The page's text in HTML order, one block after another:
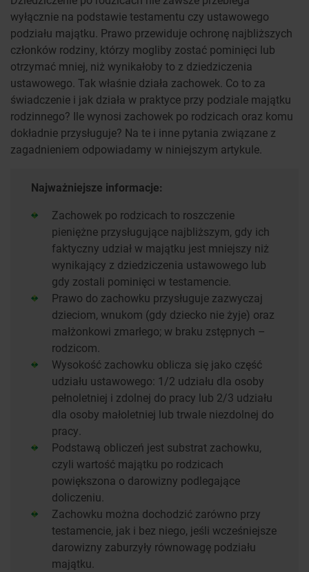
wyłącznie na podstawie testamentu czy ustawowego
podziału majątku. Prawo przewiduje ochronę najbliższych
członków rodziny, którzy mogliby zostać pominięci lub
otrzymać mniej, niż wynikałoby to z dziedziczenia
ustawowego. Tak właśnie działa zachowek. Co to za
świadczenie i jak działa w praktyce przy podziale majątku
rodzinnego? Ile wynosi zachowek po rodzicach oraz komu
dokładnie przysługuje? Na te i inne pytania związane z
zagadnieniem odpowiadamy w niniejszym artykule.
Najważniejsze informacje:
Zachowek po rodzicach to roszczenie
pieniężne przysługujące najbliższym, gdy ich
faktyczny udział w majątku jest mniejszy niż
wynikający z dziedziczenia ustawowego lub
gdy zostali pominięci w testamencie.
Prawo do zachowku przysługuje zazwyczaj
dzieciom, wnukom (gdy dziecko nie żyje) oraz
małżonkowi zmarłego; w braku zstępnych –
rodzicom.
Wysokość zachowku oblicza się jako część
udziału ustawowego: 1/2 udziału dla osoby
pełnoletniej i zdolnej do pracy lub 2/3 udziału
dla osoby małoletniej lub trwale niezdolnej do
pracy.
Podstawą obliczeń jest substrat zachowku,
czyli wartość majątku po rodzicach
powiększona o darowizny podlegające
doliczeniu.
Zachowku można dochodzić zarówno przy
testamencie, jak i bez niego, jeśli wcześniejsze
darowizny zaburzyły równowagę podziału
majątku.